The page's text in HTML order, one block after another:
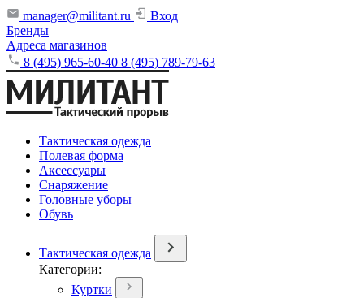
manager@militant.ru
Вход
Бренды
Адреса магазинов
8 (495) 965-60-40 8 (495) 789-79-63
Тактическая одежда
Полевая форма
Аксессуары
Снаряжение
Головные уборы
Обувь
Тактическая одежда
Категории:
Куртки